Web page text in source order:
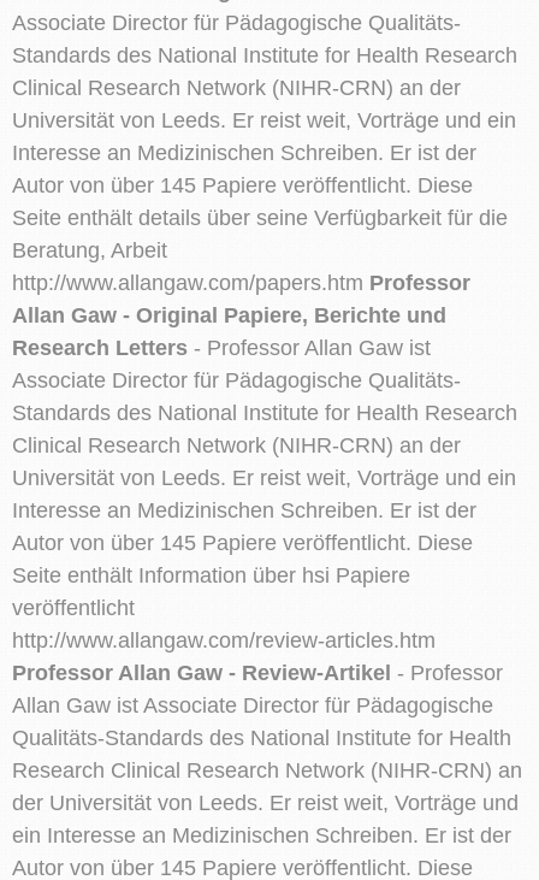
Associate Director für Pädagogische Qualitäts-
Standards des National Institute for Health Research
Clinical Research Network (NIHR-CRN) an der
Universität von Leeds. Er reist weit, Vorträge und ein
Interesse an Medizinischen Schreiben. Er ist der
Autor von über 145 Papiere veröffentlicht. Diese
Seite enthält details über seine Verfügbarkeit für die
Beratung, Arbeit
http://www.allangaw.com/papers.htm Professor
Allan Gaw - Original Papiere, Berichte und
Research Letters - Professor Allan Gaw ist
Associate Director für Pädagogische Qualitäts-
Standards des National Institute for Health Research
Clinical Research Network (NIHR-CRN) an der
Universität von Leeds. Er reist weit, Vorträge und ein
Interesse an Medizinischen Schreiben. Er ist der
Autor von über 145 Papiere veröffentlicht. Diese
Seite enthält Information über hsi Papiere
veröffentlicht
http://www.allangaw.com/review-articles.htm
Professor Allan Gaw - Review-Artikel - Professor
Allan Gaw ist Associate Director für Pädagogische
Qualitäts-Standards des National Institute for Health
Research Clinical Research Network (NIHR-CRN) an
der Universität von Leeds. Er reist weit, Vorträge und
ein Interesse an Medizinischen Schreiben. Er ist der
Autor von über 145 Papiere veröffentlicht. Diese